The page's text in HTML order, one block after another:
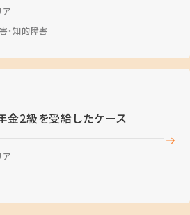
ア
・知的障害
金2級を受給したケース
ア